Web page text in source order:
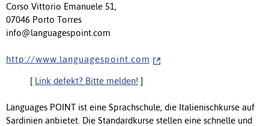
Corso Vittorio Emanuele 51,
07046 Porto Torres
info@languagespoint.com
h t t p : / / w w w . l a n g u a g e s p o i n t . c o m
[ Link defekt? Bitte melden! ]
Languages POINT ist eine Sprachschule, die Italienischkurse auf
Sardinien anbietet. Die Standardkurse stellen eine schnelle und